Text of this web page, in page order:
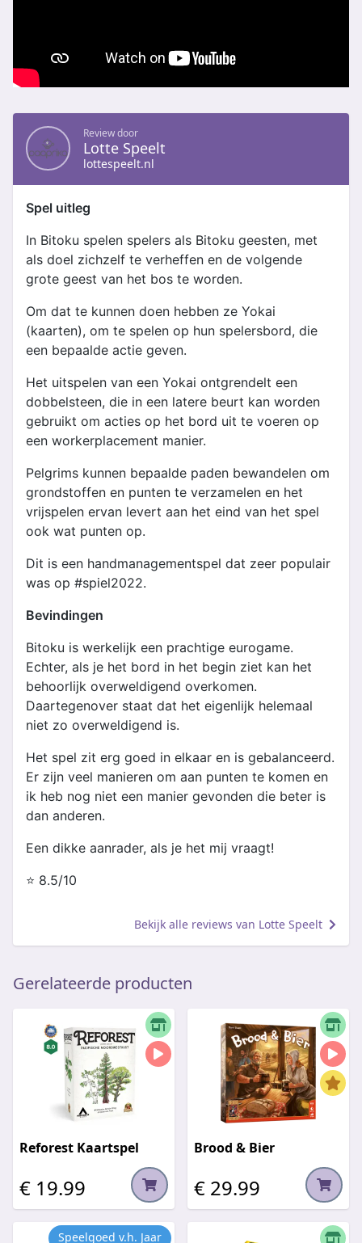
Review door
Lotte Speelt
lottespeelt.nl
Spel uitleg
In Bitoku spelen spelers als Bitoku geesten, met
als doel zichzelf te verheffen en de volgende
grote geest van het bos te worden.
Om dat te kunnen doen hebben ze Yokai
(kaarten), om te spelen op hun spelersbord, die
een bepaalde actie geven.
Het uitspelen van een Yokai ontgrendelt een
dobbelsteen, die in een latere beurt kan worden
gebruikt om acties op het bord uit te voeren op
een workerplacement manier.
Pelgrims kunnen bepaalde paden bewandelen om
grondstoffen en punten te verzamelen en het
vrijspelen ervan levert aan het eind van het spel
ook wat punten op.
Dit is een handmanagementspel dat zeer populair
was op #spiel2022.
Bevindingen
Bitoku is werkelijk een prachtige eurogame.
Echter, als je het bord in het begin ziet kan het
behoorlijk overweldigend overkomen.
Daartegenover staat dat het eigenlijk helemaal
niet zo overweldigend is.
Het spel zit erg goed in elkaar en is gebalanceerd.
Er zijn veel manieren om aan punten te komen en
ik heb nog niet een manier gevonden die beter is
dan anderen.
Een dikke aanrader, als je het mij vraagt!
⭐ 8.5/10
Bekijk alle reviews van Lotte Speelt
Gerelateerde producten
Reforest Kaartspel
€ 19.99
Brood & Bier
€ 29.99
Speelgoed v.h. Jaar